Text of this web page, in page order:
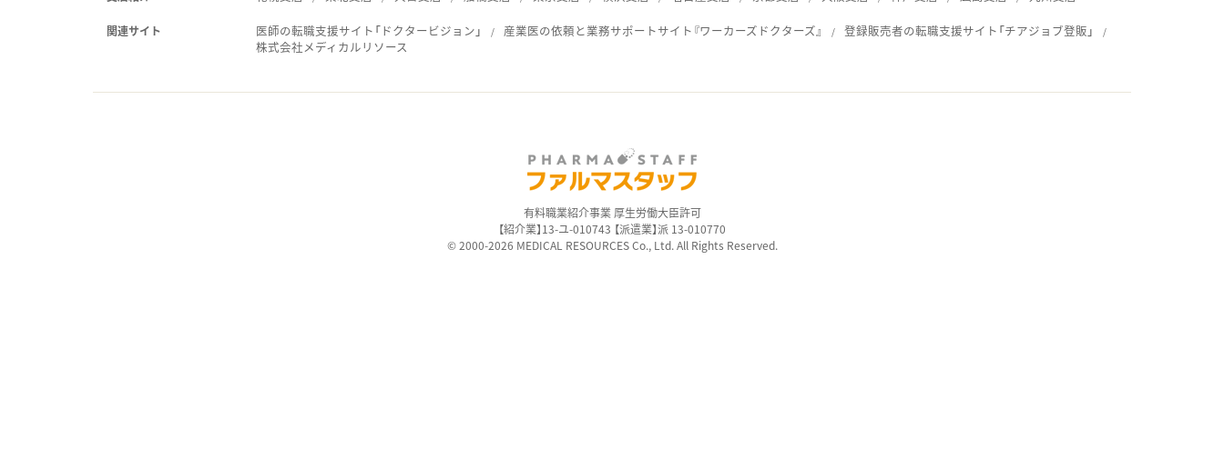
関連サイト 医師の転職支援サイト「ドクタービジョン」 産業医の依頼と業務サポートサイト『ワーカーズドクターズ』
登録販売者の転職支援サイト「チアジョブ登販」
株式会社メディカルリソース
有料職業紹介事業 厚生労働大臣許可
【紹介業】13-ユ-010743 【派遣業】派 13-010770
© 2000-2026 MEDICAL RESOURCES Co., Ltd. All Rights Reserved.